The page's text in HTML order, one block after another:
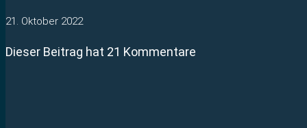
21. Oktober 2022
Dieser Beitrag hat 21 Kommentare